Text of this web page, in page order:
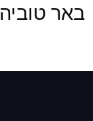
באר טוביה